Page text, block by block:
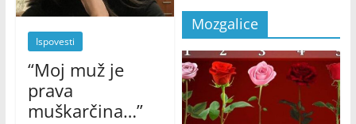
Ispovesti
“Moj muž je
prava
muškarčina…”
Mozgalice